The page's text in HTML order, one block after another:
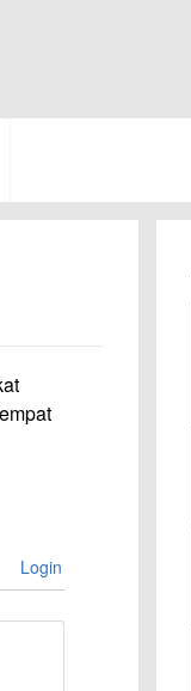
Login